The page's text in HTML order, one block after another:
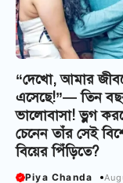
“দেখো, আমার
এসেছে!”— তিন
ভালোবাসা! ভ্লগ
চেনেন তাঁর সেই
বিয়ের পিঁড়িতে?
Piya Chanda